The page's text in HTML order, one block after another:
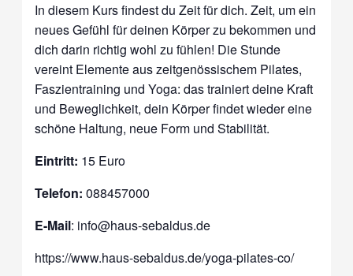
In diesem Kurs findest du Zeit für dich. Zeit, um ein
neues Gefühl für deinen Körper zu bekommen und
dich darin richtig wohl zu fühlen! Die Stunde
vereint Elemente aus zeitgenössischem Pilates,
Faszientraining und Yoga: das trainiert deine Kraft
und Beweglichkeit, dein Körper findet wieder eine
schöne Haltung, neue Form und Stabilität.
Eintritt: 15 Euro
Telefon: 088457000
E-Mail: info@haus-sebaldus.de
https://www.haus-sebaldus.de/yoga-pilates-co/